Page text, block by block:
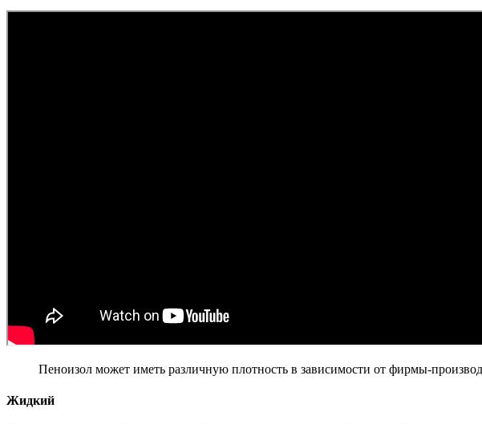
Пеноизол может иметь различную плотность в зависимости от фирмы-
Жидкий